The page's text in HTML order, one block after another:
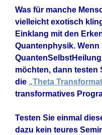
Was für manche
vielleicht exotisch
Einklang mit den
Quantenphysik. Wenn
möchten, dann testen
die „Theta
transformatives
Testen Sie einmal
dazu kein teures